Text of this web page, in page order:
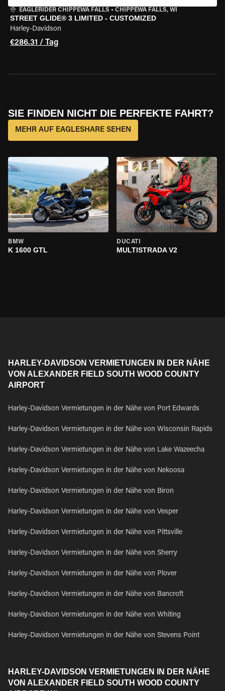
EAGLERIDER CHIPPEWA FALLS • CHIPPEWA FALLS, WI
STREET GLIDE® 3 LIMITED - CUSTOMIZED
Harley-Davidson
€286.31 / Tag
SIE FINDEN NICHT DIE PERFEKTE FAHRT?
MEHR AUF EAGLESHARE SEHEN
BMW
K 1600 GTL
DUCATI
MULTISTRADA V2
HARLEY-DAVIDSON VERMIETUNGEN IN DER NÄHE
VON ALEXANDER FIELD SOUTH WOOD COUNTY
AIRPORT
Harley-Davidson Vermietungen in der Nähe von Port Edwards
Harley-Davidson Vermietungen in der Nähe von Wisconsin Rapids
Harley-Davidson Vermietungen in der Nähe von Lake Wazeecha
Harley-Davidson Vermietungen in der Nähe von Nekoosa
Harley-Davidson Vermietungen in der Nähe von Biron
Harley-Davidson Vermietungen in der Nähe von Vesper
Harley-Davidson Vermietungen in der Nähe von Pittsville
Harley-Davidson Vermietungen in der Nähe von Sherry
Harley-Davidson Vermietungen in der Nähe von Plover
Harley-Davidson Vermietungen in der Nähe von Bancroft
Harley-Davidson Vermietungen in der Nähe von Whiting
Harley-Davidson Vermietungen in der Nähe von Stevens Point
HARLEY-DAVIDSON VERMIETUNGEN IN DER NÄHE
VON ALEXANDER FIELD SOUTH WOOD COUNTY